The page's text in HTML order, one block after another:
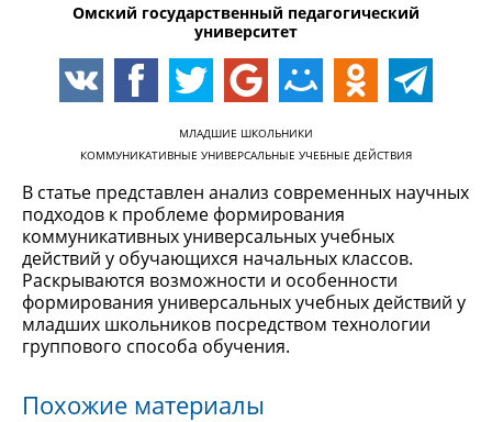
Омский государственный педагогический
университет
МЛАДШИЕ ШКОЛЬНИКИ
КОММУНИКАТИВНЫЕ УНИВЕРСАЛЬНЫЕ УЧЕБНЫЕ ДЕЙСТВИЯ
В статье представлен анализ современных научных
подходов к проблеме формирования
коммуникативных универсальных учебных
действий у обучающихся начальных классов.
Раскрываются возможности и особенности
формирования универсальных учебных действий у
младших школьников посредством технологии
группового способа обучения.
Похожие материалы